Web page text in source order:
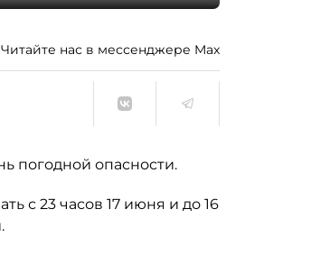
Читайте нас в мессенджере Max
погодной опасности.
с 23 часов 17 июня и до 16